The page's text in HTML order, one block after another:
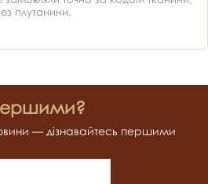
плутанини.
— дізнавайтесь першими